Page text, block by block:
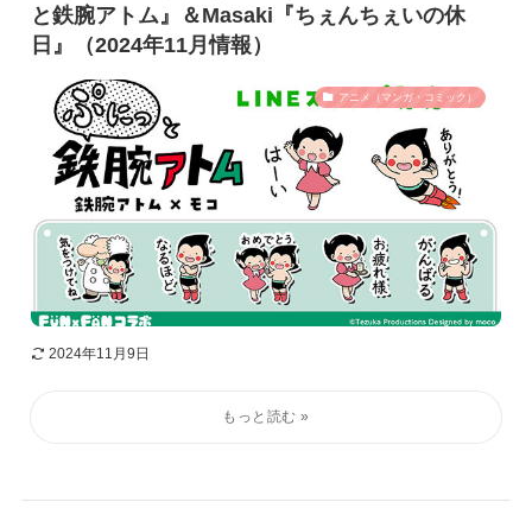
と鉄腕アトム』＆Masaki『ちぇんちぇいの休
日』（2024年11月情報）
アニメ（マンガ・コミック）
2024年11月9日